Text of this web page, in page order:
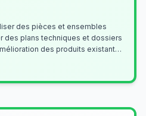
des pièces et ensembles
des plans techniques et dossiers
des produits existants